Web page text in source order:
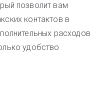
позволит вам
контактов в
расходов
удобство